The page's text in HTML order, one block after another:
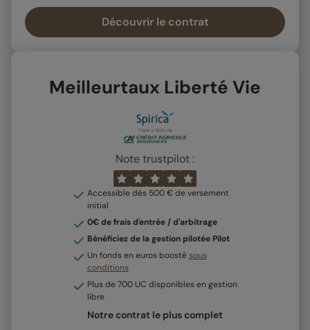
Découvrir le contrat
Meilleurtaux Liberté Vie
Note trustpilot :
Accessible dès 500 € de versement
initial
0€ de frais d'entrée / d'arbitrage
Bénéficiez de la gestion pilotée Pilot
Un fonds en euros boostésous
conditions
Plus de 700 UC disponibles en gestion
libre
Notre contrat le plus complet